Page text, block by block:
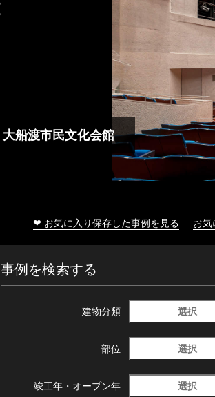
大船渡市民文化会館
❤ お気に入り保存した事例を見る お
事例を検索する
建物分類 選択
部位 選択
竣工年・ オープン年 選択